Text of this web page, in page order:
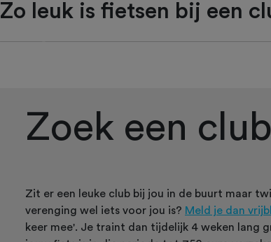
Zo leuk is fietsen bij een
Zoek een club
Zit er een leuke club bij jou in de buurt maar
verenging wel iets voor jou is? Meld je dan
keer mee'. Je traint dan tijdelijk 4 weken lang